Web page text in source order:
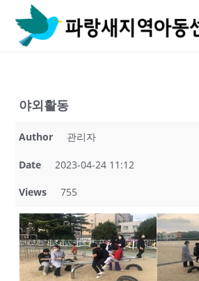
content
야외활동
Author 관리자
Date 2023-04-24 11:12
Views 755